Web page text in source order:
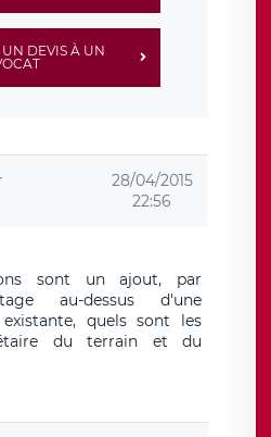
DEVIS À UN
28/04/2015
22:56
sont un ajout, par
au-dessus d'une
quels sont les
du terrain et du